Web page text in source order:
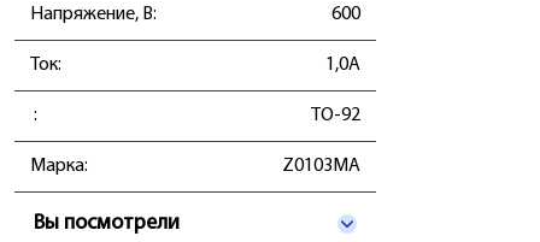
Напряжение, В: 600
Ток: 1,0А
: TO-92
Марка: Z0103MA
Вы посмотрели